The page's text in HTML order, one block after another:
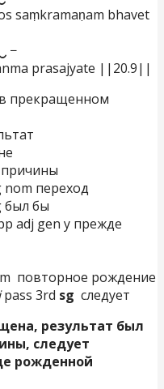
saṃkramaṇam bhavet
−
prasajyate ||20.9||
прекращенном
причины
nom переход
был бы
adj gen у прежде
повторное рождение
pass 3rd sg следует
, результат был
, следует
рожденной